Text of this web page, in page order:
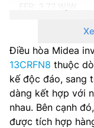
EER: 3.72 W/W
Nguồn điện: 1
Lưu lượng gió
Độ ồn dàn lạnh:
Lưu lượng gió dàn
Điều hòa Midea
13CRFN8 thuộc
kế độc đáo, sang
dàng kết hợp với
nhau. Bên cạnh
được tích hợp